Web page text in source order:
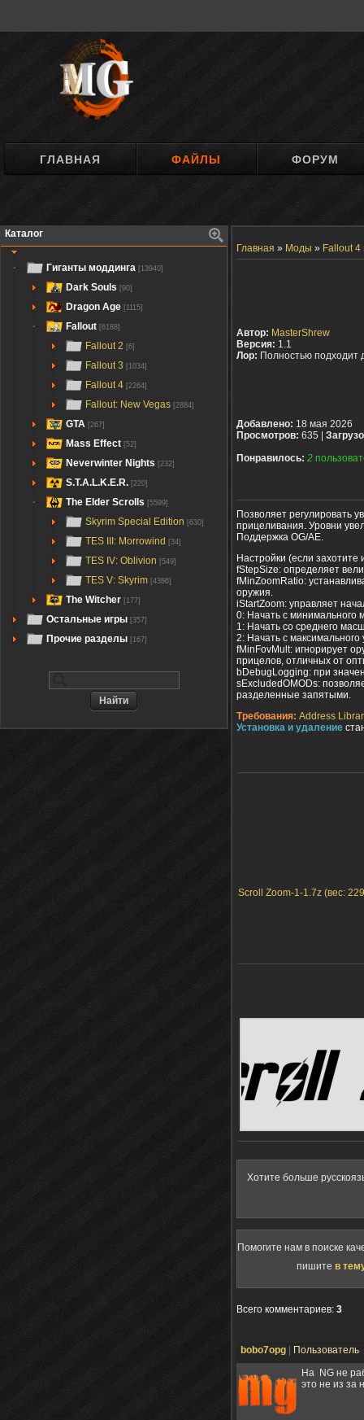
ГЛАВНАЯ ФАЙЛЫ ФОРУМ
Каталог
Гиганты моддинга [13940]
Dark Souls [90]
Dragon Age [1115]
Fallout [6188]
Fallout 2 [6]
Fallout 3 [1034]
Fallout 4 [2264]
Fallout: New Vegas [2884]
GTA [267]
Mass Effect [52]
Neverwinter Nights [232]
S.T.A.L.K.E.R. [220]
The Elder Scrolls [5599]
Skyrim Special Edition [630]
TES III: Morrowind [34]
TES IV: Oblivion [549]
TES V: Skyrim [4386]
The Witcher [177]
Остальные игры [357]
Прочие разделы [167]
Главная » Моды » Fallout 4
Автор: MasterShrew
Версия: 1.1
Лор: Полностью подходит
Добавлено: 18 мая 2026
Просмотров: 635 |
Понравилось: 2
Позволяет регулировать
прицеливания. Уровни
Поддержка OG/AE.
Настройки (если
fStepSize: определяет
fMinZoomRatio:
оружия.
iStartZoom: управляет
0: Начать с минимального
1: Начать со среднего
2: Начать с максимального
fMinFovMult: игнорирует
прицелов, отличных от
bDebugLogging: при
sExcludedOMODs:
разделенные запятыми.
Требования: Address
Установка и удаление
Scroll Zoom-1-1.7z (вес:
Хотите больше
Помогите нам в поиске
пишите в
Всего комментариев: 3
bobo7opg Пользователь
На NG не
это не из за